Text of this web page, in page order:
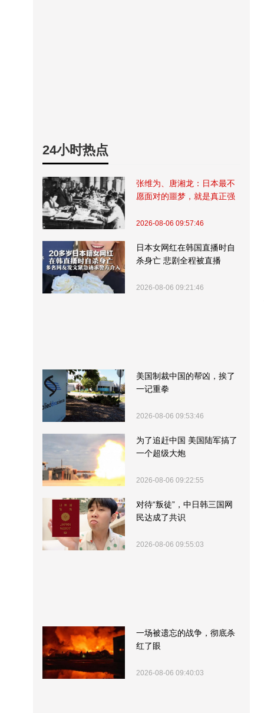
24小时热点
张维为、唐湘龙：日本最不
愿面对的噩梦，就是真正强
2026-08-06 09:57:46
日本女网红在韩国直播时自
杀身亡 悲剧全程被直播
2026-08-06 09:21:46
美国制裁中国的帮凶，挨了
一记重拳
2026-08-06 09:53:46
为了追赶中国 美国陆军搞了
一个超级大炮
2026-08-06 09:22:55
对待“叛徒”，中日韩三国网
民达成了共识
2026-08-06 09:55:03
一场被遗忘的战争，彻底杀
红了眼
2026-08-06 09:40:03